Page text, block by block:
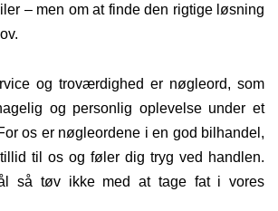
– men om at finde den rigtige løsning
og troværdighed er nøgleord, som
og personlig oplevelse under et
os er nøgleordene i en god bilhandel,
til os og føler dig tryg ved handlen.
så tøv ikke med at tage fat i vores